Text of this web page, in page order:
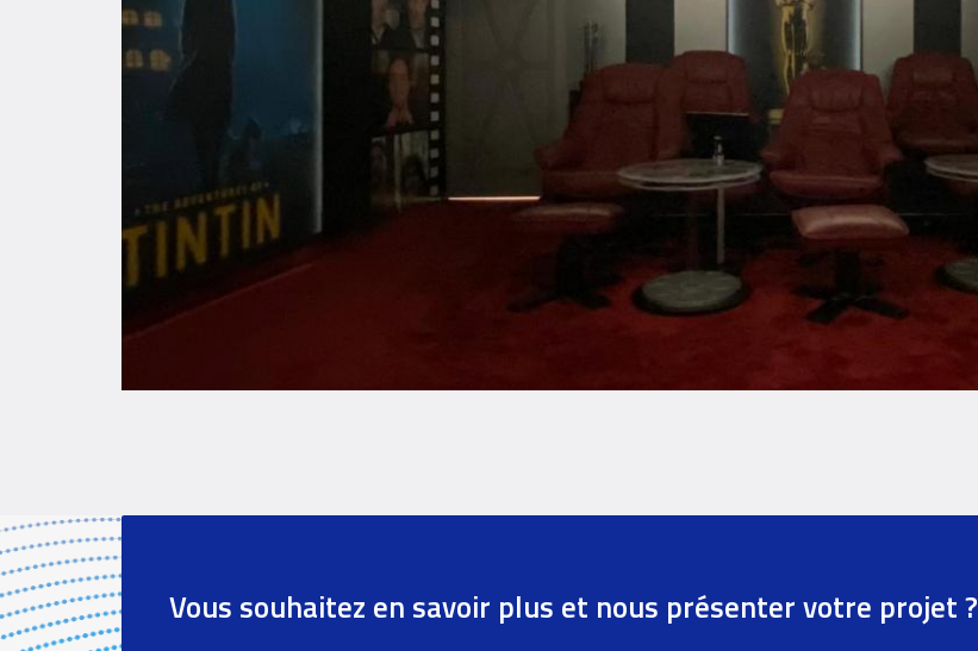
paragraph
Vous souhaitez en savoir plus et nous présenter votre projet ?